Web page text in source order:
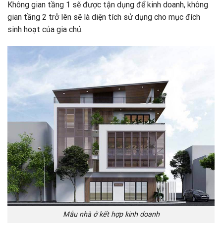
Không gian tầng 1 sẽ được tận dụng để kinh doanh, không
gian tầng 2 trở lên sẽ là diện tích sử dụng cho mục đích
sinh hoạt của gia chủ.
Mẫu nhà ở kết hợp kinh doanh